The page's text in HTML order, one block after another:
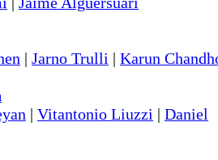
| Jarno Trulli | Karun
| Vitantonio Liuzzi | Daniel